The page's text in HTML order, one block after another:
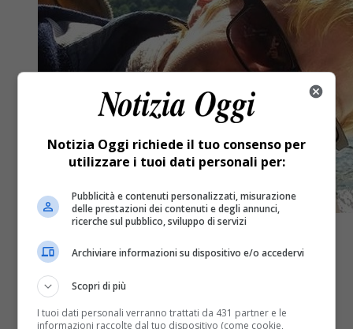
Notizia Oggi richiede il tuo consenso per
utilizzare i tuoi dati personali per:
Pubblicità e contenuti personalizzati, misurazione
delle prestazioni dei contenuti e degli annunci,
ricerche sul pubblico, sviluppo di servizi
Archiviare informazioni su dispositivo e/o accedervi
Scopri di più
I tuoi dati personali verranno trattati da 431 partner e le
informazioni raccolte dal tuo dispositivo (come cookie,